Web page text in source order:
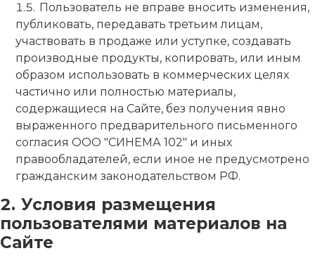
Пользователь не вправе вносить изменения,
публиковать, передавать третьим лицам,
участвовать в продаже или уступке, создавать
производные продукты, копировать, или иным
образом использовать в коммерческих целях
частично или полностью материалы,
содержащиеся на Сайте, без получения явно
выраженного предварительного письменного
согласия ООО "СИНЕМА 102" и иных
правообладателей, если иное не предусмотрено
гражданским законодательством РФ.
Условия размещения
пользователями материалов на
Сайте